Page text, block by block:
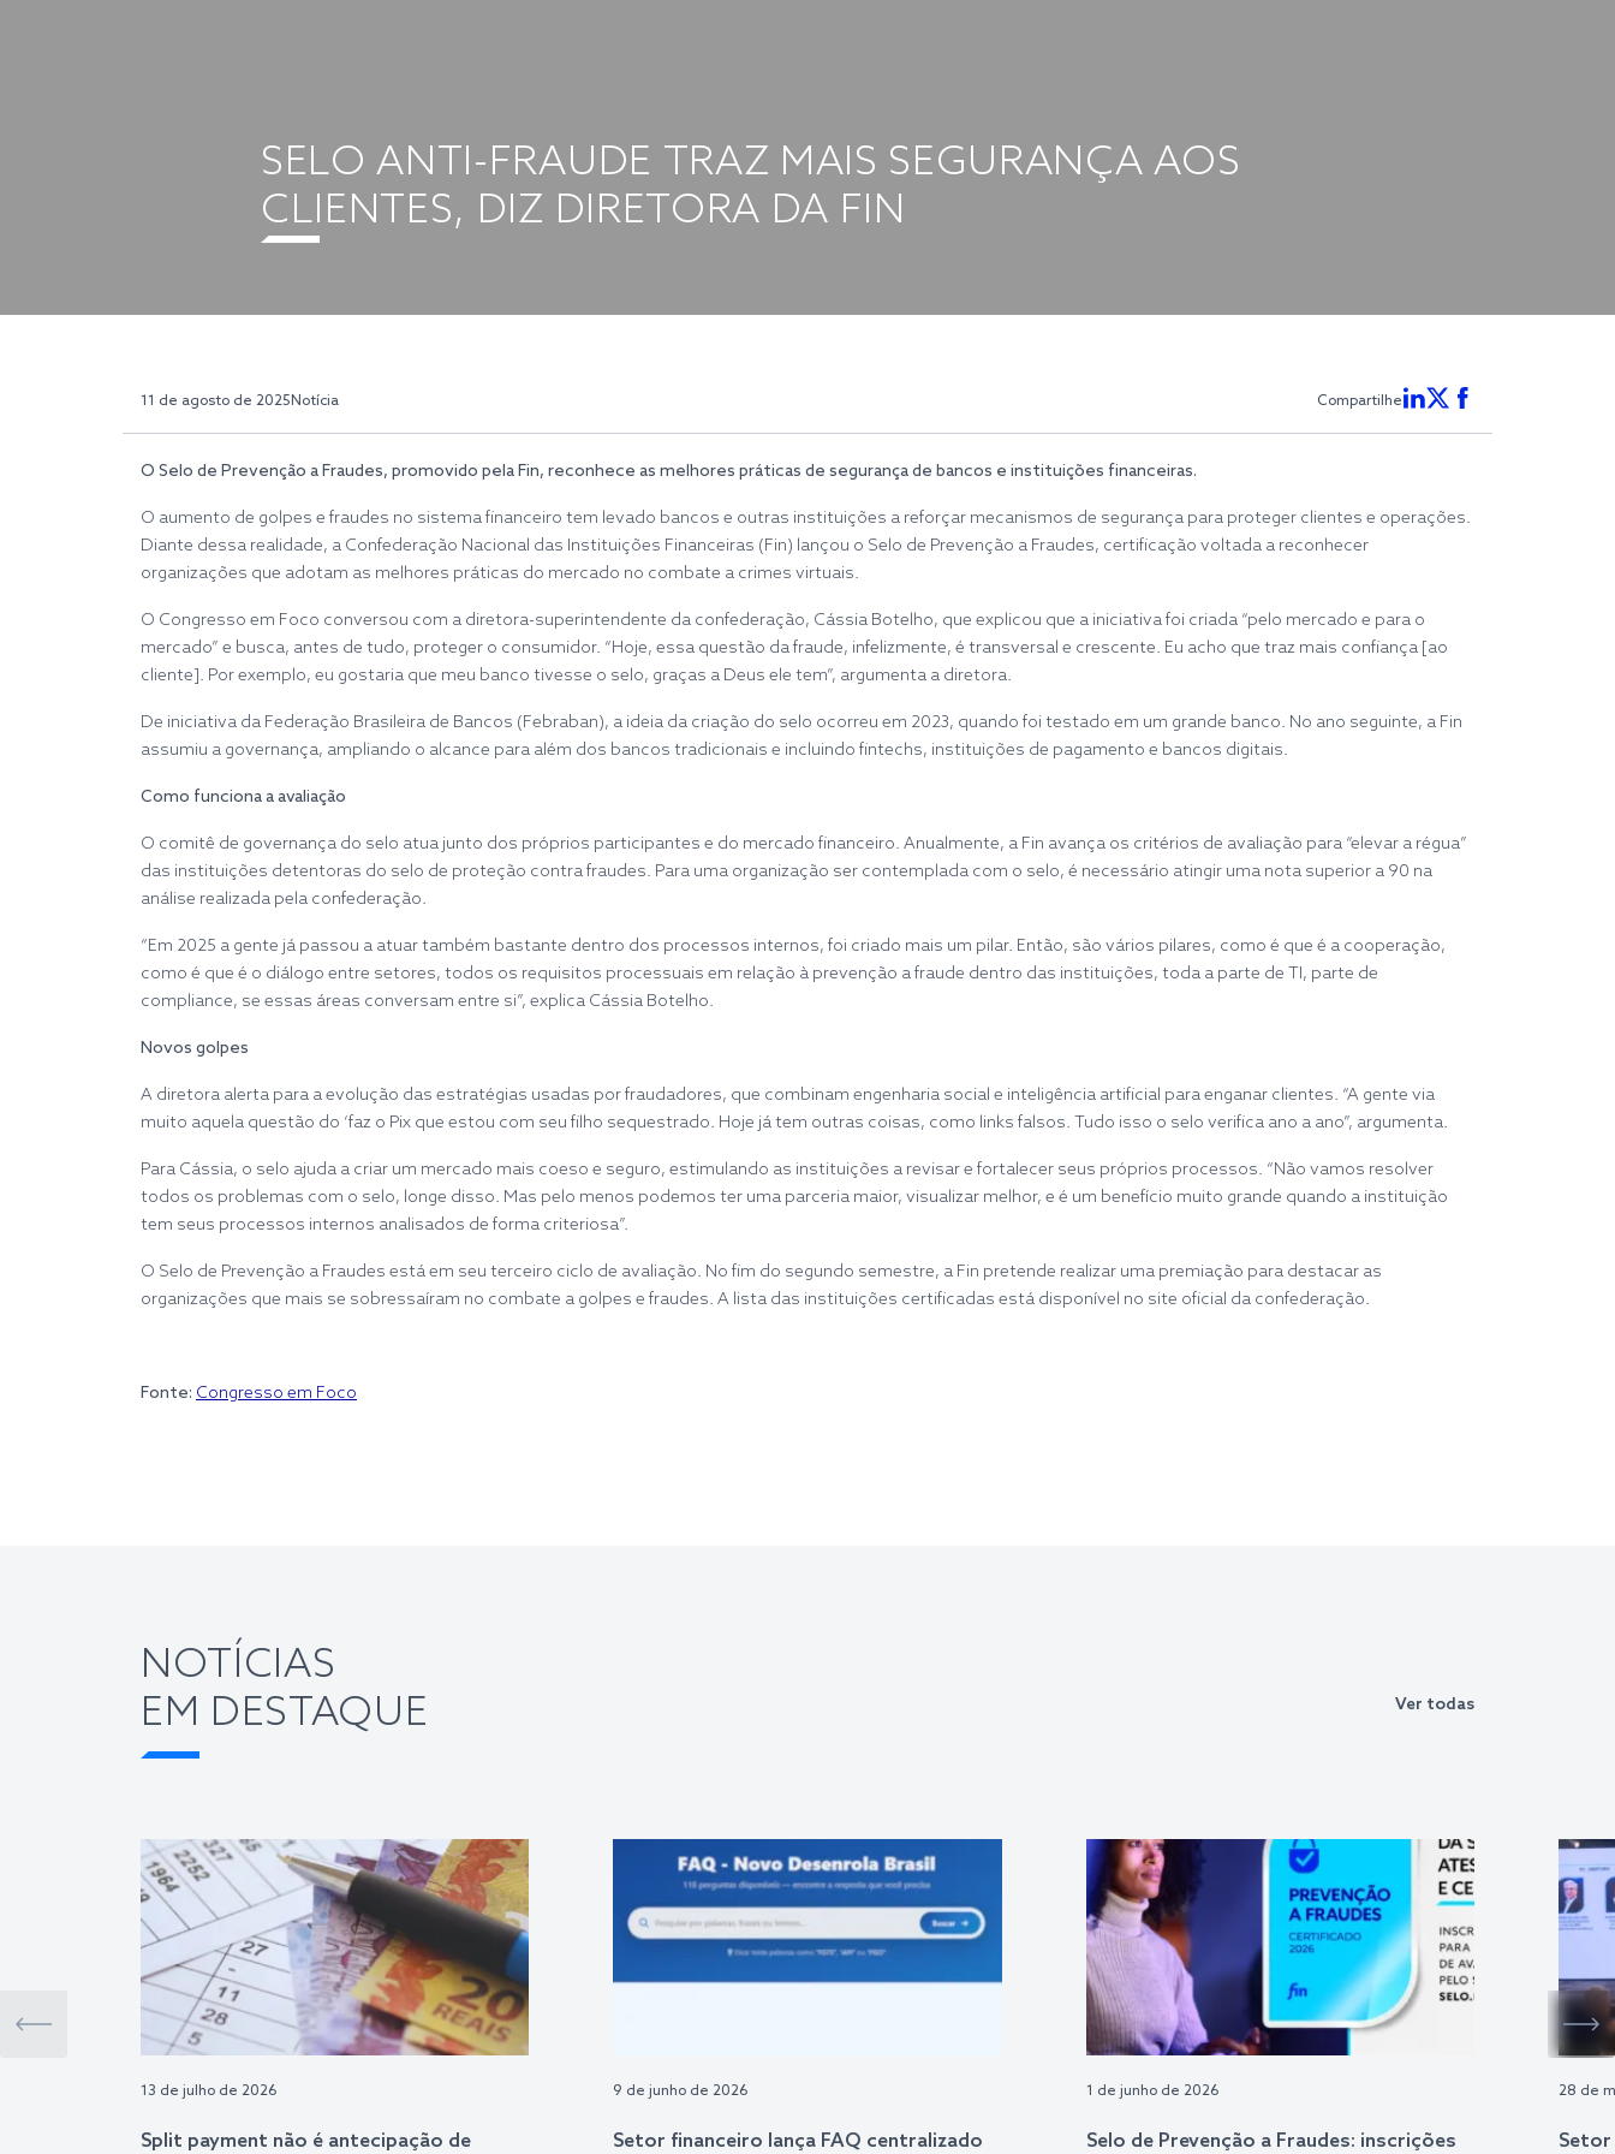
SELO ANTI-FRAUDE TRAZ MAIS SEGURANÇA AOS
CLIENTES, DIZ DIRETORA DA FIN
11 de agosto de 2025Notícia Compartilhe
O Selo de Prevenção a Fraudes, promovido pela Fin, reconhece as melhores práticas de segurança de bancos e instituições financeiras.
O aumento de golpes e fraudes no sistema financeiro tem levado bancos e outras instituições a reforçar mecanismos de segurança para proteger clientes e operações.
Diante dessa realidade, a Confederação Nacional das Instituições Financeiras (Fin) lançou o Selo de Prevenção a Fraudes, certificação voltada a reconhecer
organizações que adotam as melhores práticas do mercado no combate a crimes virtuais.
O Congresso em Foco conversou com a diretora-superintendente da confederação, Cássia Botelho, que explicou que a iniciativa foi criada “pelo mercado e para o
mercado” e busca, antes de tudo, proteger o consumidor. “Hoje, essa questão da fraude, infelizmente, é transversal e crescente. Eu acho que traz mais confiança [ao
cliente]. Por exemplo, eu gostaria que meu banco tivesse o selo, graças a Deus ele tem”, argumenta a diretora.
De iniciativa da Federação Brasileira de Bancos (Febraban), a ideia da criação do selo ocorreu em 2023, quando foi testado em um grande banco. No ano seguinte, a Fin
assumiu a governança, ampliando o alcance para além dos bancos tradicionais e incluindo fintechs, instituições de pagamento e bancos digitais.
Como funciona a avaliação
O comitê de governança do selo atua junto dos próprios participantes e do mercado financeiro. Anualmente, a Fin avança os critérios de avaliação para “elevar a régua”
das instituições detentoras do selo de proteção contra fraudes. Para uma organização ser contemplada com o selo, é necessário atingir uma nota superior a 90 na
análise realizada pela confederação.
“Em 2025 a gente já passou a atuar também bastante dentro dos processos internos, foi criado mais um pilar. Então, são vários pilares, como é que é a cooperação,
como é que é o diálogo entre setores, todos os requisitos processuais em relação à prevenção a fraude dentro das instituições, toda a parte de TI, parte de
compliance, se essas áreas conversam entre si”, explica Cássia Botelho.
Novos golpes
A diretora alerta para a evolução das estratégias usadas por fraudadores, que combinam engenharia social e inteligência artificial para enganar clientes. “A gente via
muito aquela questão do ‘faz o Pix que estou com seu filho sequestrado. Hoje já tem outras coisas, como links falsos. Tudo isso o selo verifica ano a ano”, argumenta.
Para Cássia, o selo ajuda a criar um mercado mais coeso e seguro, estimulando as instituições a revisar e fortalecer seus próprios processos. “Não vamos resolver
todos os problemas com o selo, longe disso. Mas pelo menos podemos ter uma parceria maior, visualizar melhor, e é um benefício muito grande quando a instituição
tem seus processos internos analisados de forma criteriosa”.
O Selo de Prevenção a Fraudes está em seu terceiro ciclo de avaliação. No fim do segundo semestre, a Fin pretende realizar uma premiação para destacar as
organizações que mais se sobressaíram no combate a golpes e fraudes. A lista das instituições certificadas está disponível no site oficial da confederação.
Fonte: Congresso em Foco
NOTÍCIAS
EM DESTAQUE
Ver todas
13 de julho de 2026
Split payment não é antecipação de
9 de junho de 2026
Setor financeiro lança FAQ centralizado
1 de junho de 2026
Selo de Prevenção a Fraudes: inscrições
28 de